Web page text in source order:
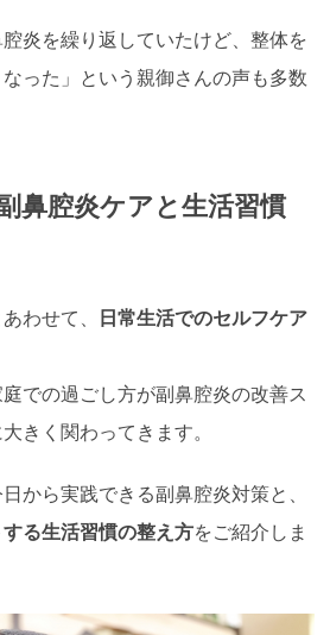
炎を繰り返していたけど、整体を
った」という親御さんの声も多数
鼻腔炎ケアと生活習慣
わせて、
日常生活でのセルフケア
での過ごし方が副鼻腔炎の改善ス
きく関わってきます。
から実践できる副鼻腔炎対策と、
る生活習慣の整え方をご紹介しま